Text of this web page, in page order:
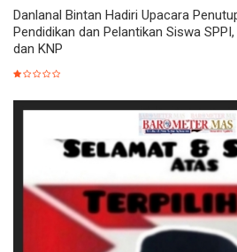
Danlanal Bintan Hadiri Upacara
Pendidikan dan Pelantikan Siswa SPPI,
dan KNP